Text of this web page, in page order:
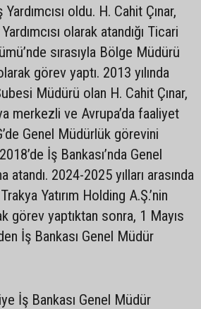
oldu. H. Cahit Çınar,
olarak atandığı Ticari
sırasıyla Bölge Müdürü
görev yaptı. 2013 yılında
Müdürü olan H. Cahit Çınar,
merkezli ve Avrupa’da faaliyet
Genel Müdürlük görevini
İş Bankası’nda Genel
atandı. 2024-2025 yılları arasında
Yatırım Holding A.Ş.’nin
görev yaptıktan sonra, 1 Mayıs
İş Bankası Genel Müdür
İş Bankası Genel Müdür